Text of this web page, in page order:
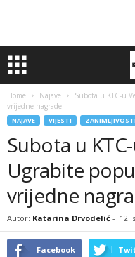
Home Najave
Subota u KTC-u
vrijedne nagrade
NAJAVE VIJESTI ZANIMLJIVOSTI
Subota u
Ugrabite
vrijedne
Autor: Katarina Drvodelić - 12.
Facebook